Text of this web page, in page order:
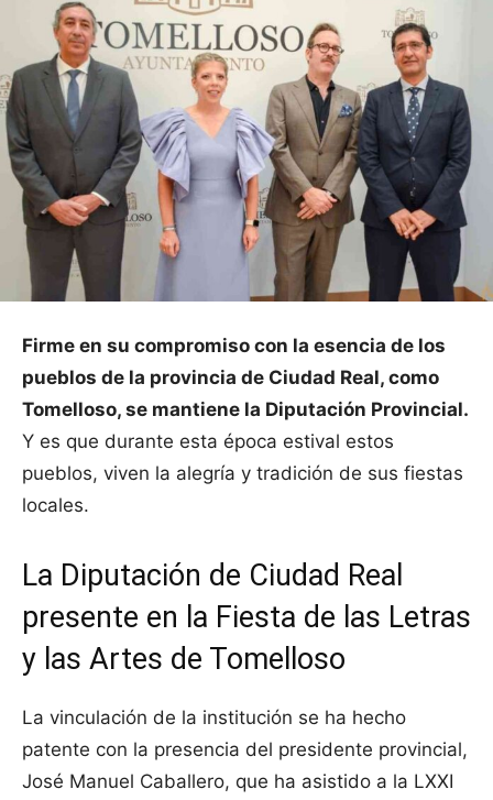
Firme en su compromiso con la esencia de los
pueblos de la provincia de Ciudad Real, como
Tomelloso, se mantiene la Diputación Provincial.
Y es que durante esta época estival estos
pueblos, viven la alegría y tradición de sus fiestas
locales.
La Diputación de Ciudad Real
presente en la Fiesta de las Letras
y las Artes de Tomelloso
La vinculación de la institución se ha hecho
patente con la presencia del presidente provincial,
José Manuel Caballero, que ha asistido a la LXXI